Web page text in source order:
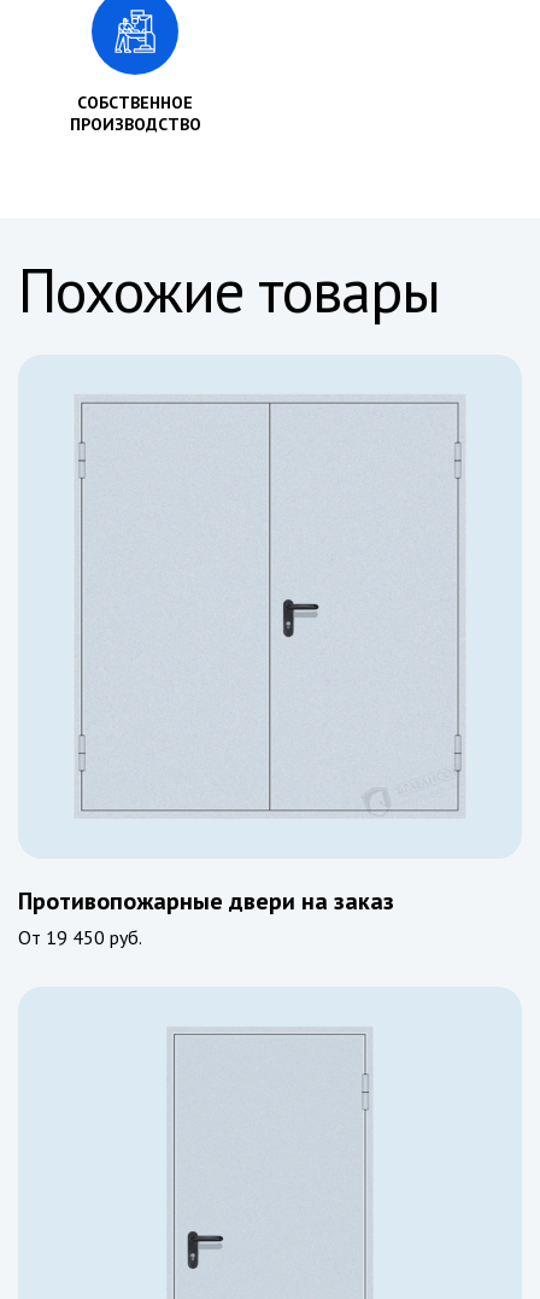
СОБСТВЕННОЕ
ПРОИЗВОДСТВО
Похожие товары
Противопожарные двери на заказ
От 19 450 руб.